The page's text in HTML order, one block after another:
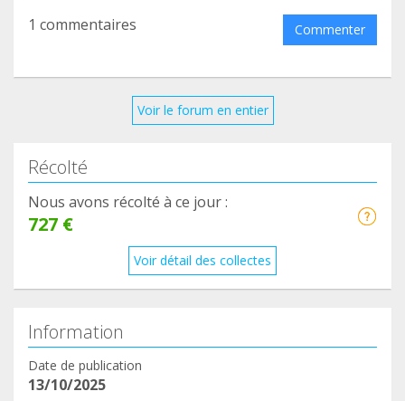
1 commentaires Commenter
Voir le forum en entier
Récolté
Nous avons récolté à ce jour :
727 €
Voir détail des collectes
Information
Date de publication
13/10/2025